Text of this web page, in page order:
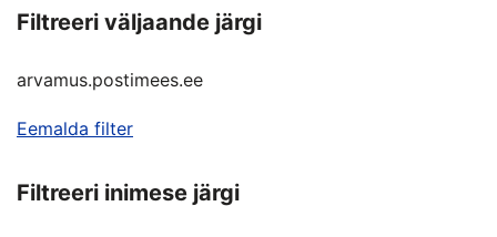
Filtreeri väljaande järgi
arvamus.postimees.ee
Eemalda filter
Filtreeri inimese järgi